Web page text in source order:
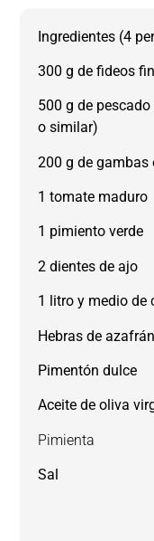
Ingredientes (4
300 g de fideos
500 g de
o similar)
200 g de
1 tomate maduro
1 pimiento verde
2 dientes de ajo
1 litro y medio de
Hebras de azafrán
Pimentón dulce
Aceite de oliva
Pimienta
Sal